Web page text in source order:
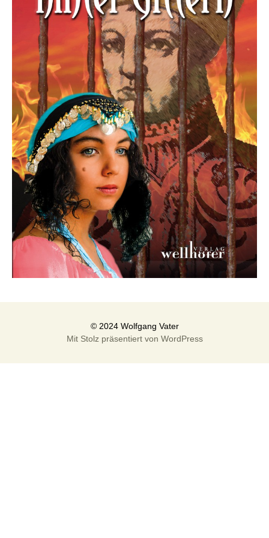
Mit Stolz präsentiert von WordPress